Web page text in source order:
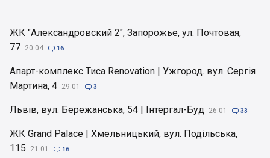
ЖК "Александровский 2", Запорожье, ул. Почтовая,
77 20.04  16
Апарт-комплекс Тиса Renovation | Ужгород. вул. Сергія
Мартина, 4 29.01  3
Львів, вул. Бережанська, 54 | Інтергал-Буд 26.01  33
ЖК Grand Palace | Хмельницький, вул. Подільська,
115
21.01  16